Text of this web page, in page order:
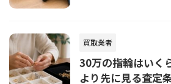
買取業者
30万の指輪はいく
より先に見る査定